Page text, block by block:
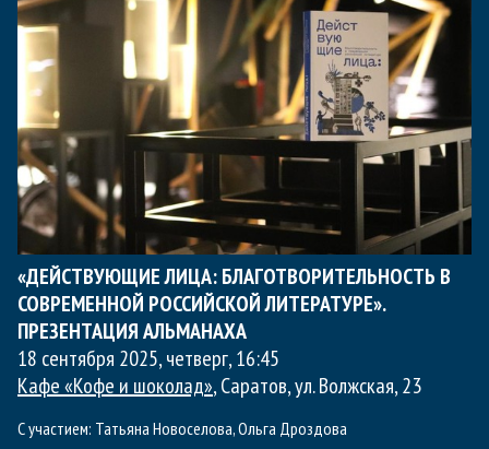
«ДЕЙСТВУЮЩИЕ ЛИЦА: БЛАГОТВОРИТЕЛЬНОСТЬ В
СОВРЕМЕННОЙ РОССИЙСКОЙ ЛИТЕРАТУРЕ».
ПРЕЗЕНТАЦИЯ АЛЬМАНАХА
18 сентября 2025, четверг,16:45
Кафе «Кофе и шоколад», Саратов, ул. Волжская, 23
С участием: Татьяна Новоселова,Ольга Дроздова